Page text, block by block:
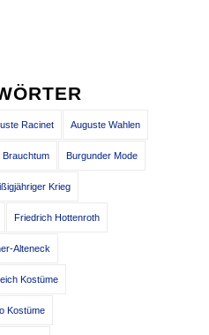
Racinet Auguste Wahlen
Brauchtum Burgunder Mode
Krieg
Friedrich Hottenroth
Alteneck
Kostüme
Kostüme